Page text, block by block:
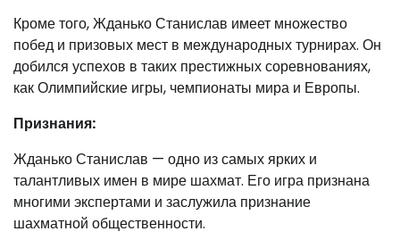
Кроме того, Жданько Станислав имеет множество
побед и призовых мест в международных турнирах. Он
добился успехов в таких престижных соревнованиях,
как Олимпийские игры, чемпионаты мира и Европы.
Признания:
Жданько Станислав — одно из самых ярких и
талантливых имен в мире шахмат. Его игра признана
многими экспертами и заслужила признание
шахматной общественности.